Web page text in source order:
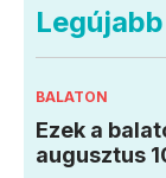
BALATON
Ezek a
augusztus